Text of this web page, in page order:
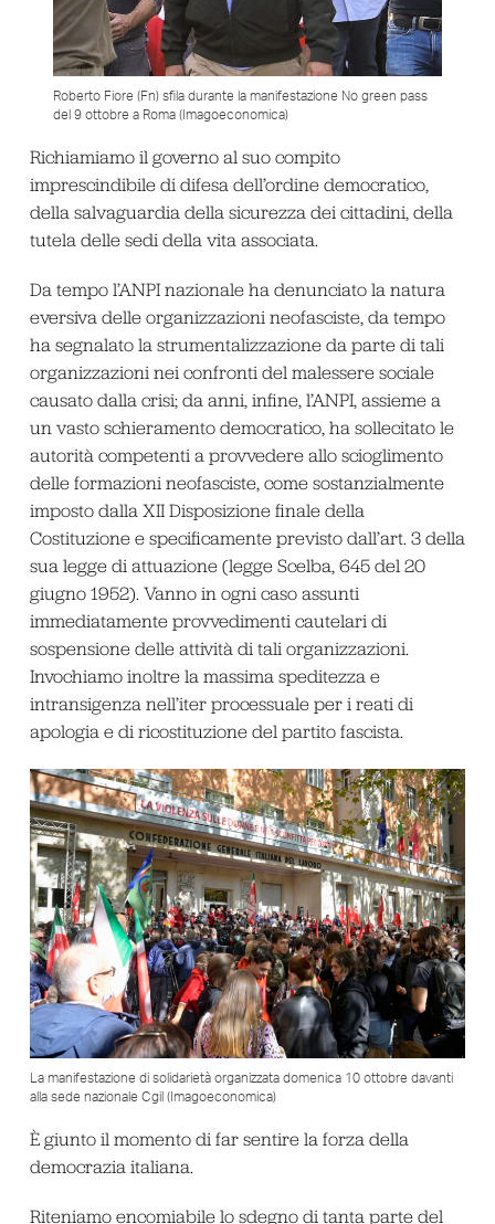
Roberto Fiore (Fn) sfila durante la manifestazione No green pass
del 9 ottobre a Roma (Imagoeconomica)
Richiamiamo il governo al suo compito
imprescindibile di difesa dell’ordine democratico,
della salvaguardia della sicurezza dei cittadini, della
tutela delle sedi della vita associata.
Da tempo l’ANPI nazionale ha denunciato la natura
eversiva delle organizzazioni neofasciste, da tempo
ha segnalato la strumentalizzazione da parte di tali
organizzazioni nei confronti del malessere sociale
causato dalla crisi; da anni, infine, l’ANPI, assieme a
un vasto schieramento democratico, ha sollecitato le
autorità competenti a provvedere allo scioglimento
delle formazioni neofasciste, come sostanzialmente
imposto dalla XII Disposizione finale della
Costituzione e specificamente previsto dall’art. 3 della
sua legge di attuazione (legge Scelba, 645 del 20
giugno 1952). Vanno in ogni caso assunti
immediatamente provvedimenti cautelari di
sospensione delle attività di tali organizzazioni.
Invochiamo inoltre la massima speditezza e
intransigenza nell’iter processuale per i reati di
apologia e di ricostituzione del partito fascista.
La manifestazione di solidarietà organizzata domenica 10 ottobre davanti
alla sede nazionale Cgil (Imagoeconomica)
È giunto il momento di far sentire la forza della
democrazia italiana.
Riteniamo encomiabile lo sdegno di tanta parte del